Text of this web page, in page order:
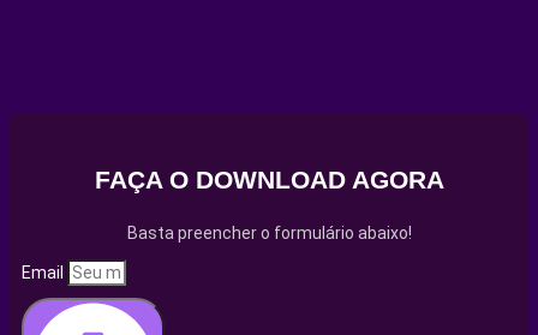
FAÇA O DOWNLOAD AGORA
Basta preencher o formulário abaixo!
Email